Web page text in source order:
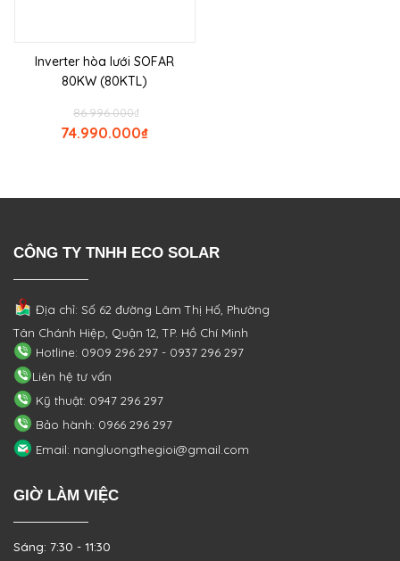
Inverter hòa lưới SOFAR
80KW (80KTL)
₫
86.996.000
₫
74.990.000
CÔNG TY TNHH ECO SOLAR
Địa chỉ: Số 62 đường Lâm Thị Hố, Phường
Tân Chánh Hiệp, Quận 12, TP. Hồ Chí Minh
Hotline: 0909 296 297 - 0937 296 297
Liên hệ tư vấn
Kỹ thuật: 0947 296 297
Bảo hành: 0966 296 297
Email: nangluongthegioi@gmail.com
GIỜ LÀM VIỆC
Sáng: 7:30 - 11:30